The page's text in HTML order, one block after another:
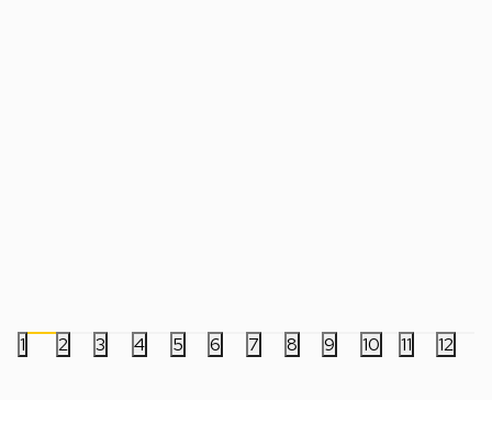
1 2 3 4 5 6 7 8 9 10 11 12